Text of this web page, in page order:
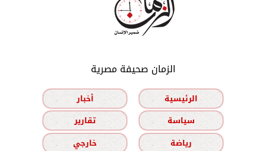
الزمان صحيفة مصرية
الرئيسية
أخبار
سياسة
تقارير
رياضة
خارجي